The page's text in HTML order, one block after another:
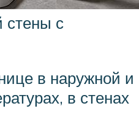
стены с
в наружной и
в стенах